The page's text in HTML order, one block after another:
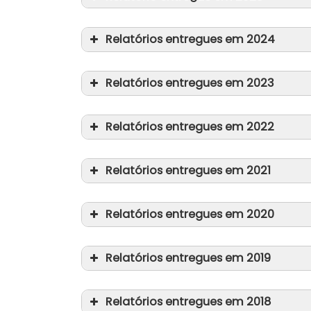
Recomendação n.º 205,
Relatórios entregues em 2024
Convenção n.º 12, relativa à
Convenção n.º 19, relativa
de Reparação de Acidentes
Convenção n.º 102, relativa
Relatórios entregues em 2023
Convenção n.º 150, sobre a
Relatórios entregues em 2022
Convenção n.º 111, sobre a
Convenção n.º 156, sobre
Convenção n.º 183, sobre a
Relatórios entregues em 2021
Relatórios entregues em 2020
Relatórios entregues em 2019
Convenção n.º 122, sobre
Relatórios entregues em 2018